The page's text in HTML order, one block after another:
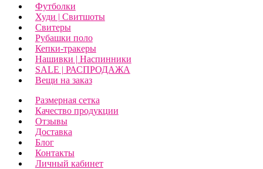
Футболки
Худи | Свитшоты
Свитеры
Рубашки поло
Кепки-тракеры
Нашивки | Наспинники
SALE | РАСПРОДАЖА
Вещи на заказ
Размерная сетка
Качество продукции
Отзывы
Доставка
Блог
Контакты
Личный кабинет